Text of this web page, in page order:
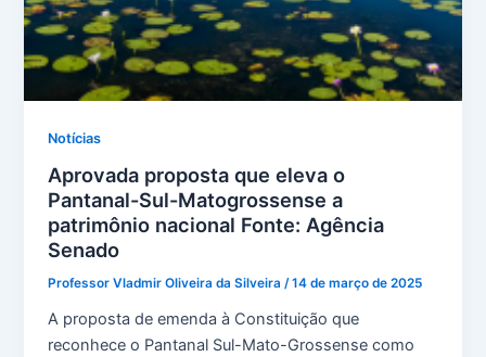
Notícias
Aprovada proposta que eleva o
Pantanal-Sul-Matogrossense a
patrimônio nacional Fonte: Agência
Senado
Professor Vladmir Oliveira da Silveira/14 de março de 2025
A proposta de emenda à Constituição que
reconhece o Pantanal Sul-Mato-Grossense como